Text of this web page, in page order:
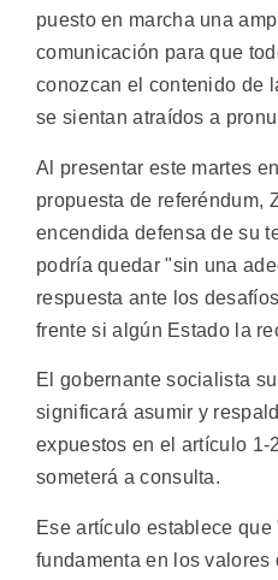
puesto en marcha una
comunicación para que
conozcan el contenido de
se sientan atraídos a
Al presentar este martes
propuesta de referéndum,
encendida defensa de su
podría quedar "sin una
respuesta ante los
frente si algún Estado la
El gobernante socialista
significará asumir y
expuestos en el artículo 1-
someterá a consulta.
Ese artículo establece
fundamenta en los valores